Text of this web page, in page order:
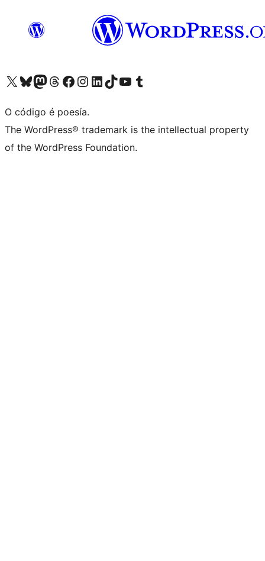
Visita la cuenta de X (anteriormente Twitter)
Visita a nosa conta de Bluesky
Visita a nosa conta de Mastodon
Visita a nosa conta de Threads
Visita a nosa páxina de Facebook
Visita a nosa conta de Instagram
Visita a nosa conta de LinkedIn
Visita a nosa conta de TikTok
Visita a nosa canle de YouTube
Visita a nosa conta de Tumblr
O código é poesía.
The WordPress® trademark is the intellectual property
of the WordPress Foundation.